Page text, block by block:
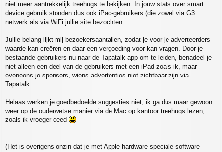
niet meer aantrekkelijk treehugs te bekijken. In jouw stats over smart
device gebruik stonden dus ook iPad-gebruikers (die zowel via G3
netwerk als via WiFi jullie site bezochten.
Jullie belang lijkt mij bezoekersaantallen, zodat je voor je adverteerders
waarde kan creëren en daar een vergoeding voor kan vragen. Door je
bestaande gebruikers nu naar de Tapatalk app om te leiden, benadeel je
niet alleen een deel van de gebruikers met een iPad zoals ik, maar
eveneens je sponsors, wiens advertenties niet zichtbaar zijn via
Tapatalk.
Helaas werken je goedbedoelde suggesties niet, ik ga dus maar gewoon
weer op de ouderwetse manier via de Mac op kantoor treehugs lezen,
zoals ik vroeger deed
(Het is overigens onzin dat je met Apple hardware speciale software